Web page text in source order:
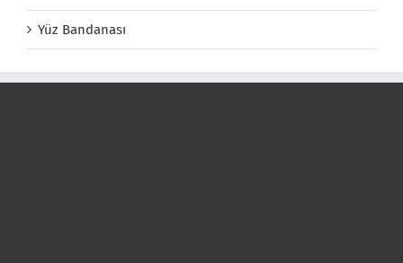
Yüz Bandanası